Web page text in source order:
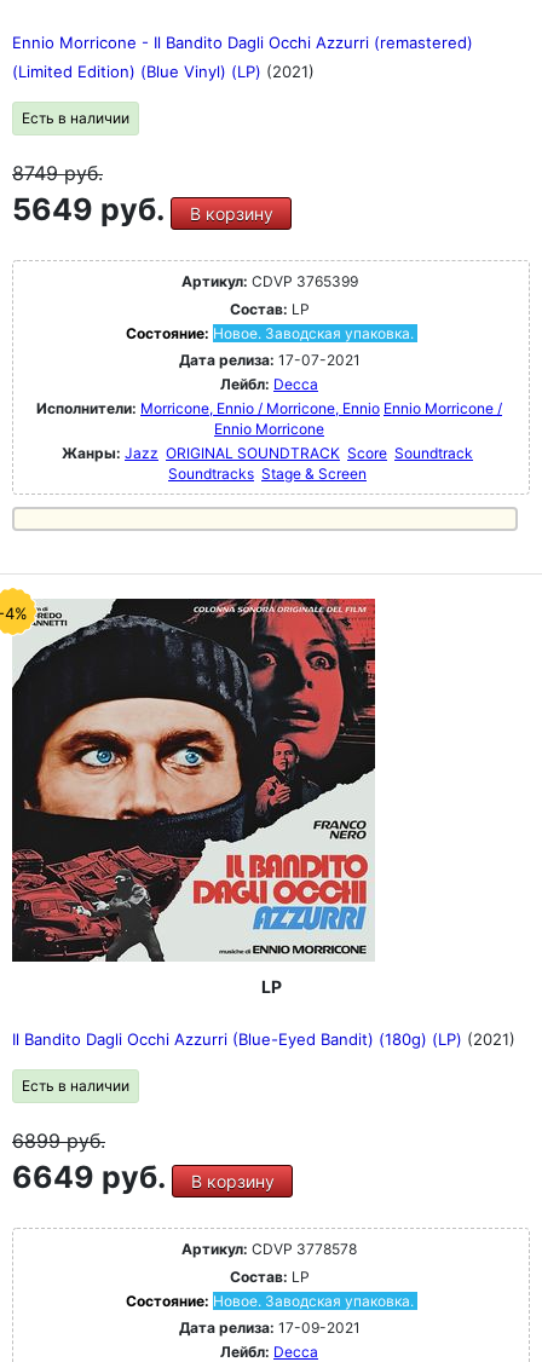
Ennio Morricone - Il Bandito Dagli Occhi Azzurri (remastered)
(Limited Edition) (Blue Vinyl) (LP) (2021)
Есть в наличии
8749руб.
5649 руб. В корзину
Артикул: CDVP 3765399
Состав: LP
Состояние: Новое. Заводская упаковка.
Дата релиза: 17-07-2021
Лейбл: Decca
Исполнители: Morricone, Ennio / Morricone, Ennio Ennio Morricone /
Ennio Morricone
Жанры: Jazz ORIGINAL SOUNDTRACK Score Soundtrack
Soundtracks Stage & Screen
4%
LP
Il Bandito Dagli Occhi Azzurri (Blue-Eyed Bandit) (180g) (LP) (2021)
Есть в наличии
6899руб.
6649 руб. В корзину
Артикул: CDVP 3778578
Состав: LP
Состояние: Новое. Заводская упаковка.
Дата релиза: 17-09-2021
Лейбл: Decca